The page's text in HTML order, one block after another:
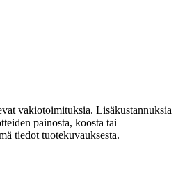
vakiotoimituksia. Lisäkustannuksia
painosta, koosta tai
tiedot tuotekuvauksesta.